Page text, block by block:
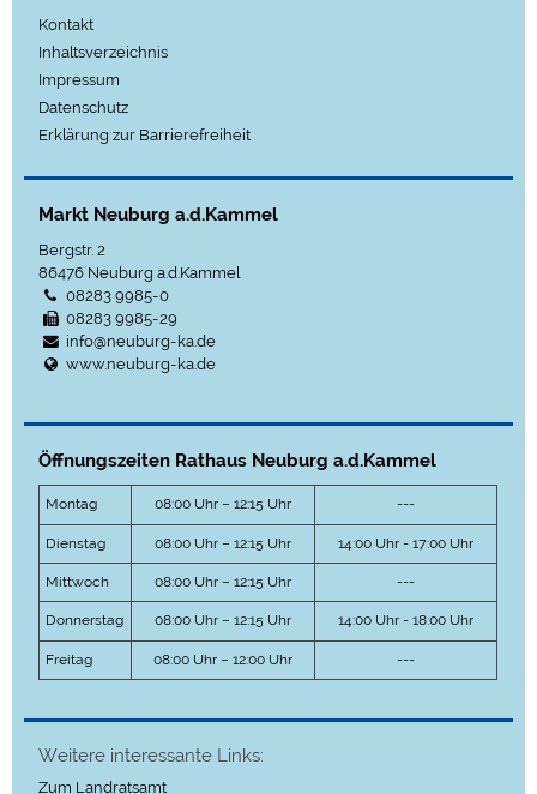
Kontakt
Inhaltsverzeichnis
Impressum
Datenschutz
Erklärung zur Barrierefreiheit
Markt Neuburg a.d.Kammel
Bergstr. 2
86476 Neuburg a.d.Kammel
08283 9985-0
08283 9985-29
info@neuburg-ka.de
www.neuburg-ka.de
Öffnungszeiten Rathaus Neuburg a.d.Kammel
Montag 08:00 Uhr – 12:15 Uhr ---
Dienstag 08:00 Uhr – 12:15 Uhr 14:00 Uhr - 17:00 Uhr
Mittwoch 08:00 Uhr – 12:15 Uhr ---
Donnerstag 08:00 Uhr – 12:15 Uhr 14:00 Uhr - 18:00 Uhr
Freitag 08:00 Uhr – 12:00 Uhr ---
Weitere interessante Links:
Zum Landratsamt